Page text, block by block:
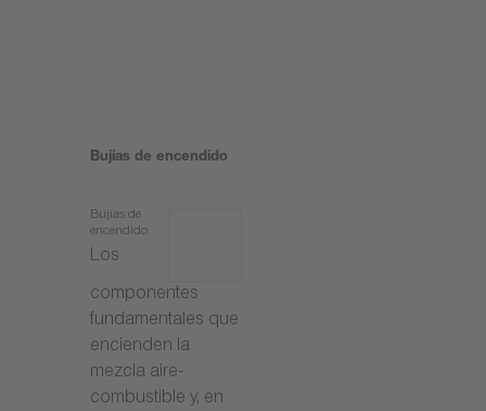
Bujías de encendido
Bujías de
encendido
Los
componentes
fundamentales que
encienden la
mezcla aire-
combustible y, en